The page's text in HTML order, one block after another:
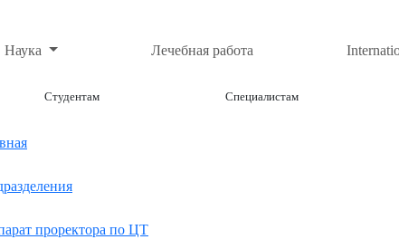
Наука Лечебная работа
Студентам Специалистам
проректора по ЦТ